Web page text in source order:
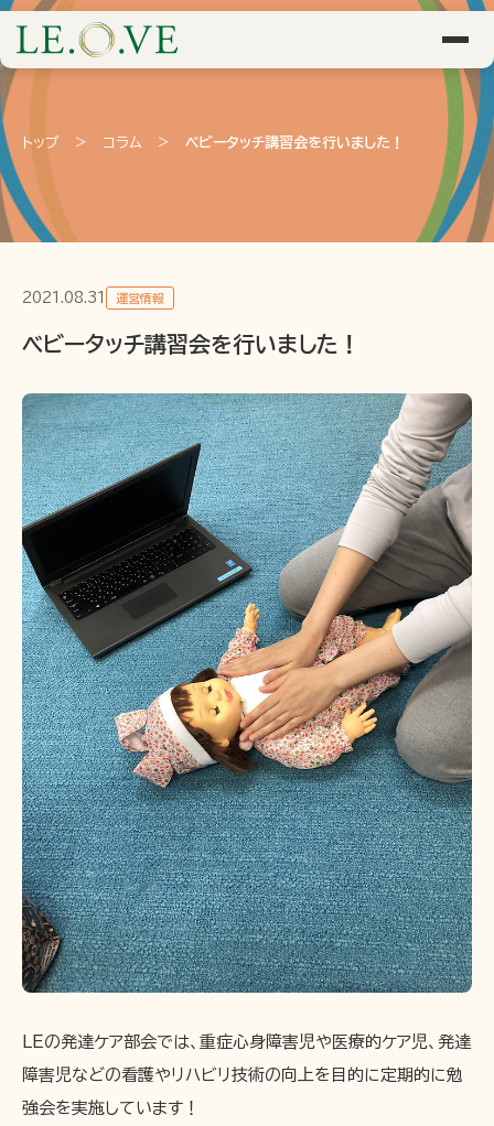
トップ > コラム > ベビータッチ講習会を行いました！
2021.08.31 運営情報
ベビータッチ講習会を行いました！
LEの発達ケア部会では、重症心身障害児や医療的ケア児、発達
障害児などの看護やリハビリ技術の向上を目的に定期的に勉
強会を実施しています！